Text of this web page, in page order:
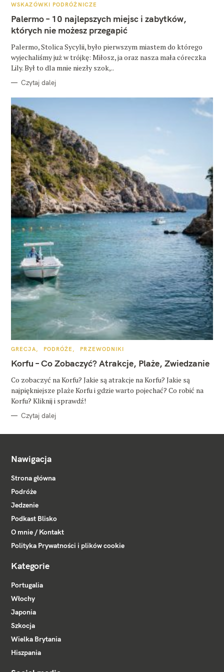
T
G
R
WSKAZÓWKI PODRÓŻNICZE
Palermo – 10 najlepszych miejsc i zabytków,
których nie możesz przegapić
Palermo, Stolica Sycylii, było pierwszym miastem do którego
wyjechaliśmy już w trójkę: Miłosz, ja oraz nasza mała córeczka
Lily. Był to dla mnie niezły szok,..
Czytaj dalej
K
T
E
O
R
I
GRECJA PODRÓŻE PRZEWODNIKI
Korfu – Co Zobaczyć? Atrakcje, Plaże, Zwiedzanie
Co zobaczyć na Korfu? Jakie są atrakcje na Korfu? Jakie są
najpiękniejsze plaże Korfu i gdzie warto pojechać? Co robić na
Korfu? Kliknij i sprawdź!
Czytaj dalej
Nawigacja
Strona główna
Podróże
Jedzenie
Podkast Blisko
O mnie / Kontakt
Polityka Prywatności i plików cookie
Kategorie
Portugalia
Włochy
Japonia
Szkocja
Wielka Brytania
Hiszpania